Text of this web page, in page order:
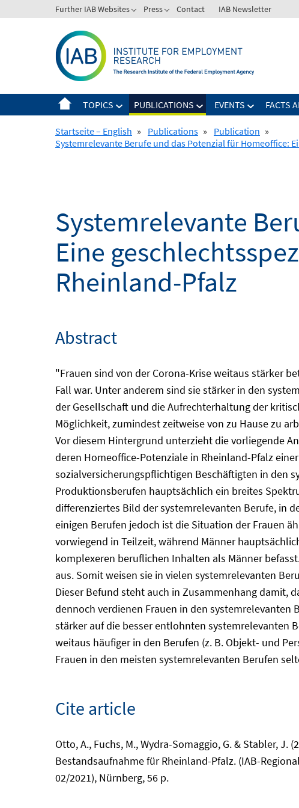
to
Further IAB Websites Press Contact IAB Newsletter
TOPICS PUBLICATIONS EVENTS FACTS
Startseite – English » Publications » Publication »
Systemrelevante Berufe und das Potenzial für Homeoffice:
Systemrelevante
Eine
Rheinland-Pfalz
Abstract
"Frauen sind von der Corona-Krise weitaus stärker
Fall war. Unter anderem sind sie stärker in den
der Gesellschaft und die Aufrechterhaltung der
Möglichkeit, zumindest zeitweise von zu Hause zu
Vor diesem Hintergrund unterzieht die vorliegende
deren Homeoffice-Potenziale in Rheinland-Pfalz
sozialversicherungspflichtigen Beschäftigten in den
Produktionsberufen hauptsächlich ein breites
differenziertes Bild der systemrelevanten Berufe, in
einigen Berufen jedoch ist die Situation der Frauen
vorwiegend in Teilzeit, während Männer
komplexeren beruflichen Inhalten als Männer
aus. Somit weisen sie in vielen systemrelevanten
Dieser Befund steht auch in Zusammenhang damit,
dennoch verdienen Frauen in den systemrelevanten
stärker auf die besser entlohnten systemrelevanten
weitaus häufiger in den Berufen (z. B. Objekt- und
Frauen in den meisten systemrelevanten Berufen
Cite article
Otto, A., Fuchs, M., Wydra-Somaggio, G. & Stabler,
Bestandsaufnahme für Rheinland-Pfalz. (IAB-
02/2021), Nürnberg, 56 p.